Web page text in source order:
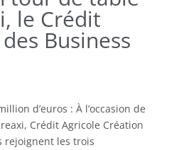
le Crédit
Business
d’euros : À l’occasion de
Crédit Agricole Création
rejoignent les trois